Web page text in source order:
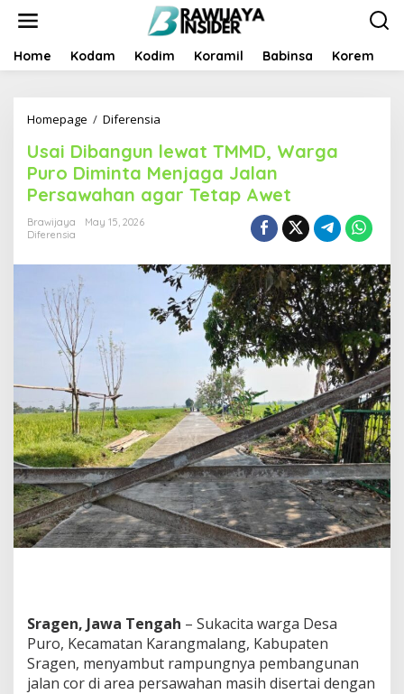
t
Home Kodam Kodim Koramil Babinsa Korem
Homepage / Diferensia
a
i
D
i
g
u
l
M
M
D
,
W
a
r
g
a
D
i
m
i
n
Usai Dibangun lewat TMMD, Warga
Puro Diminta Menjaga Jalan
Persawahan agar Tetap Awet
Brawijaya
May 15, 2026
Diferensia
Sragen, Jawa Tengah – Sukacita warga Desa
Puro, Kecamatan Karangmalang, Kabupaten
Sragen, menyambut rampungnya pembangunan
jalan cor di area persawahan masih disertai dengan